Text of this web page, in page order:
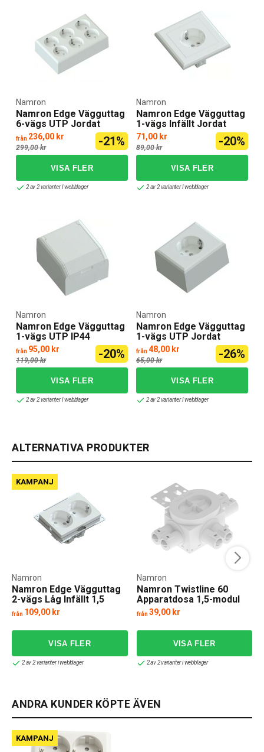
Namron Edge Vägguttag
6-vägs UTP Jordat
Namron
från 236,00 kr
299,00 kr -21%
2 av 2 varianter I webblager
Namron Edge Vägguttag
1-vägs Infällt Jordat
Namron
71,00 kr
89,00 kr -20%
2 av 2 varianter I webblager
Namron Edge Vägguttag
1-vägs UTP IP44
Namron
från 95,00 kr
119,00 kr -20%
2 av 2 varianter I webblager
Namron Edge Vägguttag
1-vägs UTP Jordat
Namron
från48,00 kr
65,00 kr -26%
2 av 2 varianter I webblager
ALTERNATIVA PRODUKTER
KAMPANJ
Namron Edge Vägguttag
2-vägs Låg Infällt 1,5
Namron
från 109,00 kr
2 av 2 varianter i webblager
Namron Twistline 60
Apparatdosa 1,5-modul
Regelfäste
Namron
från 39,00 kr
2 av 2 varianter i webblager
ANDRA KUNDER KÖPTE ÄVEN
KAMPANJ